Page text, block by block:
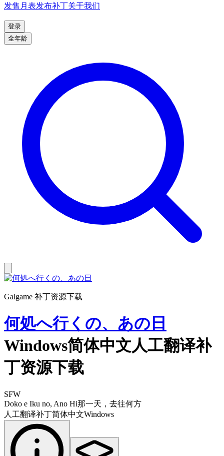
发售月表发布补丁关于我们
登录
全年龄
Galgame 补丁资源下载
何処へ行くの、あの日
Windows简体中文人工翻译补
丁资源下载
SFW
Doko e Iku no, Ano Hi那一天，去往何方
人工翻译补丁简体中文Windows